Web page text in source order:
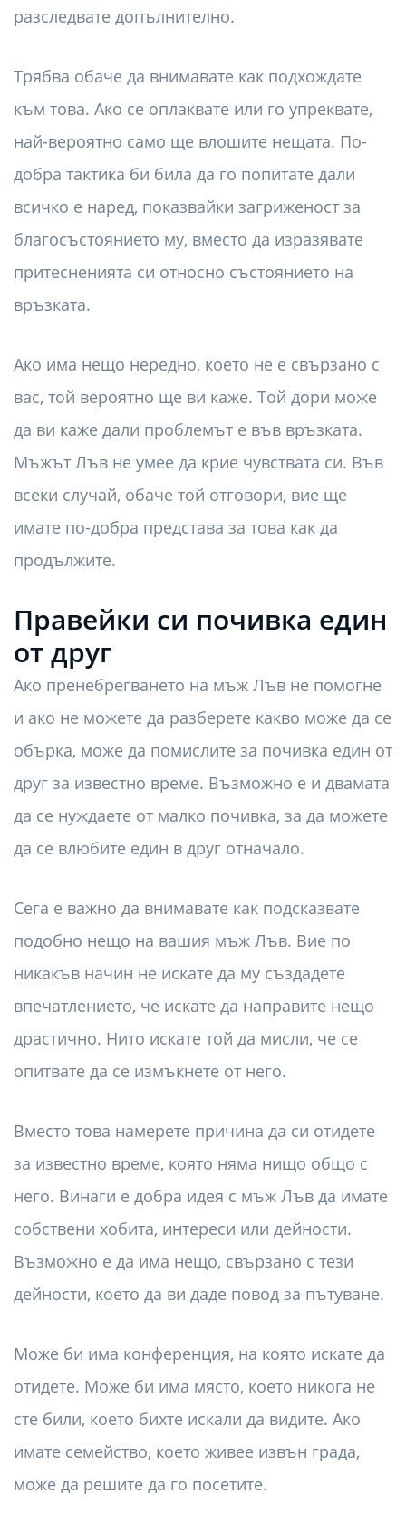
разследвате допълнително.
Трябва обаче да внимавате как подхождате
към това. Ако се оплаквате или го упреквате,
най-вероятно само ще влошите нещата. По-
добра тактика би била да го попитате дали
всичко е наред, показвайки загриженост за
благосъстоянието му, вместо да изразявате
притесненията си относно състоянието на
връзката.
Ако има нещо нередно, което не е свързано с
вас, той вероятно ще ви каже. Той дори може
да ви каже дали проблемът е във връзката.
Мъжът Лъв не умее да крие чувствата си. Във
всеки случай, обаче той отговори, вие ще
имате по-добра представа за това как да
продължите.
Правейки си почивка един
от друг
Ако пренебрегването на мъж Лъв не помогне
и ако не можете да разберете какво може да се
обърка, може да помислите за почивка един от
друг за известно време. Възможно е и двамата
да се нуждаете от малко почивка, за да можете
да се влюбите един в друг отначало.
Сега е важно да внимавате как подсказвате
подобно нещо на вашия мъж Лъв. Вие по
никакъв начин не искате да му създадете
впечатлението, че искате да направите нещо
драстично. Нито искате той да мисли, че се
опитвате да се измъкнете от него.
Вместо това намерете причина да си отидете
за известно време, която няма нищо общо с
него. Винаги е добра идея с мъж Лъв да имате
собствени хобита, интереси или дейности.
Възможно е да има нещо, свързано с тези
дейности, което да ви даде повод за пътуване.
Може би има конференция, на която искате да
отидете. Може би има място, което никога не
сте били, което бихте искали да видите. Ако
имате семейство, което живее извън града,
може да решите да го посетите.